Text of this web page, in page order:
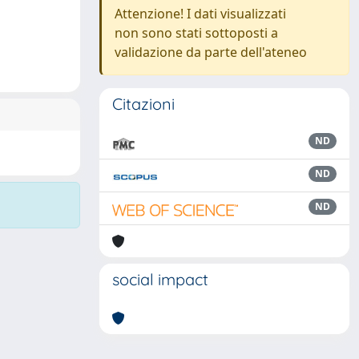
Attenzione! I dati visualizzati
non sono stati sottoposti a
validazione da parte dell'ateneo
Citazioni
ND
ND
ND
social impact